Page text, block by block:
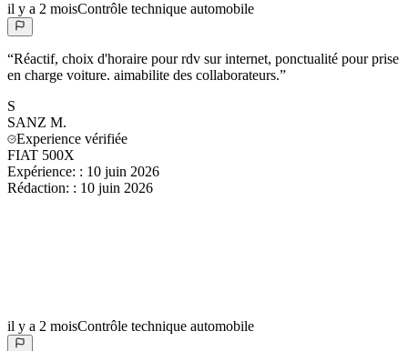
il y a 2 moisContrôle technique automobile
“Réactif, choix d'horaire pour rdv sur internet, ponctualité pour prise
en charge voiture. aimabilite des collaborateurs.”
S
SANZ M.
Experience vérifiée
FIAT 500X
Expérience: : 10 juin 2026
Rédaction: : 10 juin 2026
il y a 2 moisContrôle technique automobile